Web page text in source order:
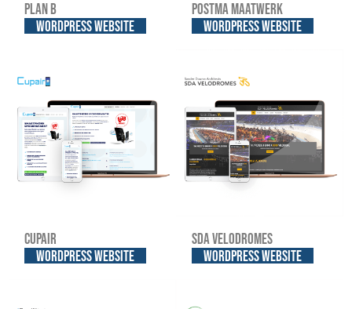
Plan B
WordPress website
Postma Maatwerk
WordPress website
Cupair
WordPress website
SDA Velodromes
WordPress website